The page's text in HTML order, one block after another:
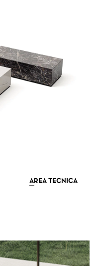
AREA TECNICA